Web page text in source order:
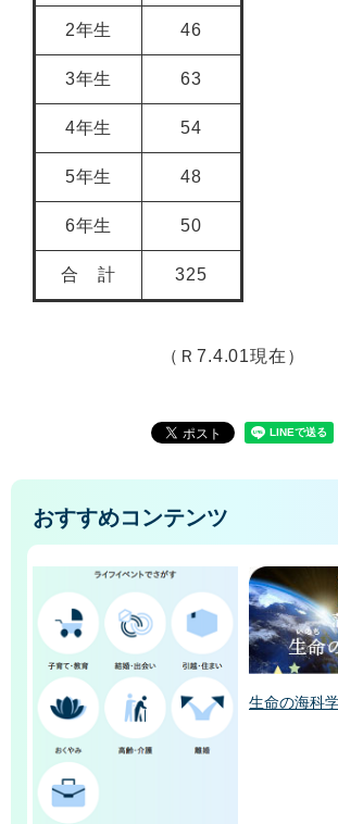
2年生 46
3年生 63
4年生 54
5年生 48
6年生 50
合 計 325
（Ｒ7.4.01現在）
おすすめコンテンツ
生命の海科